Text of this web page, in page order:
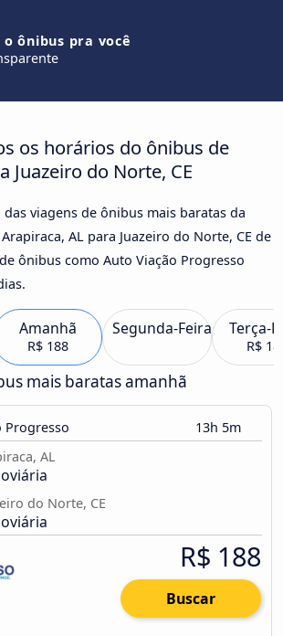
o ônibus pra você
os horários do ônibus de
Juazeiro do Norte, CE
viagens de ônibus mais baratas da
AL para Juazeiro do Norte, CE de
ônibus como Auto Viação Progresso
Amanhã
R$ 188
Segunda-Feira Terça-
R$
mais baratas amanhã
Progresso 13h 5m
AL
do Norte, CE
R$ 188
Buscar